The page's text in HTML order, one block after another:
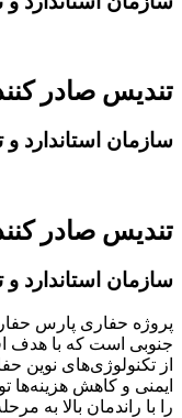
تندیس صادر
سازمان استاندارد
تندیس صادر
سازمان استاندارد
جنوبی است که با هدف
از تکنولوژی‌های نوین
را با راندمان بالا به